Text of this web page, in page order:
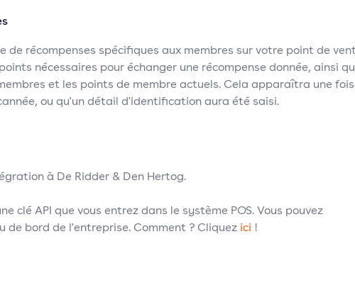
de récompenses spécifiques aux membres sur votre point de
nécessaires pour échanger une récompense donnée, ainsi
et les points de membre actuels. Cela apparaîtra une fois
ou qu'un détail d'identification aura été saisi.
à De Ridder & Den Hertog.
clé API que vous entrez dans le système POS. Vous pouvez
bord de l'entreprise. Comment ? Cliquez ici !